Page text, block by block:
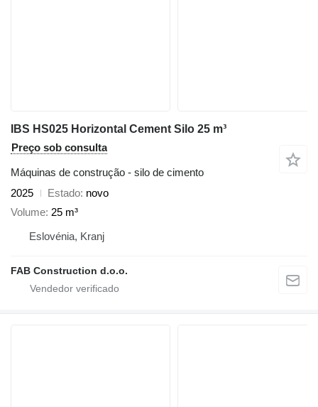
IBS HS025 Horizontal Cement Silo 25 m³
Preço sob consulta
Máquinas de construção - silo de cimento
2025
Estado novo
Volume 25 m³
Eslovénia, Kranj
FAB Construction d.o.o.